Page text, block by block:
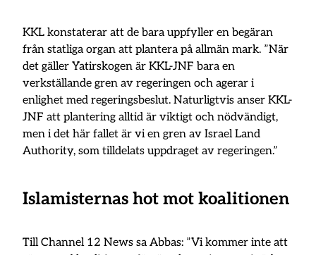
KKL konstaterar att de bara uppfyller en begäran
från statliga organ att plantera på allmän mark. ”När
det gäller Yatirskogen är KKL-JNF bara en
verkställande gren av regeringen och agerar i
enlighet med regeringsbeslut. Naturligtvis anser KKL-
JNF att plantering alltid är viktigt och nödvändigt,
men i det här fallet är vi en gren av Israel Land
Authority, som tilldelats uppdraget av regeringen.”
Islamisternas hot mot koalitionen
Till Channel 12 News sa Abbas: ”Vi kommer inte att